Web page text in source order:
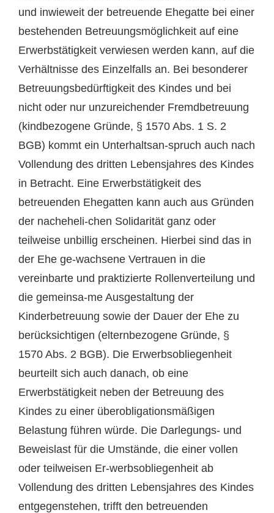
und inwieweit der betreuende Ehegatte bei einer
bestehenden Betreuungsmöglichkeit auf eine
Erwerbstätigkeit verwiesen werden kann, auf die
Verhältnisse des Einzelfalls an. Bei besonderer
Betreuungsbedürftigkeit des Kindes und bei
nicht oder nur unzureichender Fremdbetreuung
(kindbezogene Gründe, § 1570 Abs. 1 S. 2
BGB) kommt ein Unterhaltsan-spruch auch nach
Vollendung des dritten Lebensjahres des Kindes
in Betracht. Eine Erwerbstätigkeit des
betreuenden Ehegatten kann auch aus Gründen
der nacheheli-chen Solidarität ganz oder
teilweise unbillig erscheinen. Hierbei sind das in
der Ehe ge-wachsene Vertrauen in die
vereinbarte und praktizierte Rollenverteilung und
die gemeinsa-me Ausgestaltung der
Kinderbetreuung sowie der Dauer der Ehe zu
berücksichtigen (elternbezogene Gründe, §
1570 Abs. 2 BGB). Die Erwerbsobliegenheit
beurteilt sich auch danach, ob eine
Erwerbstätigkeit neben der Betreuung des
Kindes zu einer überobligationsmäßigen
Belastung führen würde. Die Darlegungs- und
Beweislast für die Umstände, die einer vollen
oder teilweisen Er-werbsobliegenheit ab
Vollendung des dritten Lebensjahres des Kindes
entgegenstehen, trifft den betreuenden